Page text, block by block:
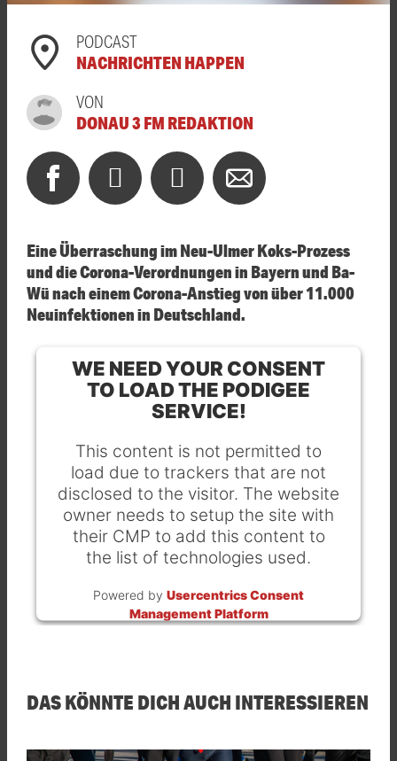
PODCAST
NACHRICHTEN HAPPEN
VON
DONAU 3 FM REDAKTION
Eine Überraschung im Neu-Ulmer Koks-Prozess
und die Corona-Verordnungen in Bayern und Ba-
Wü nach einem Corona-Anstieg von über 11.000
Neuinfektionen in Deutschland.
WE NEED YOUR CONSENT
TO LOAD THE PODIGEE
SERVICE!
This content is not permitted to
load due to trackers that are not
disclosed to the visitor. The website
owner needs to setup the site with
their CMP to add this content to
the list of technologies used.
Powered by Usercentrics Consent
Management Platform
DAS KÖNNTE DICH AUCH INTERESSIEREN